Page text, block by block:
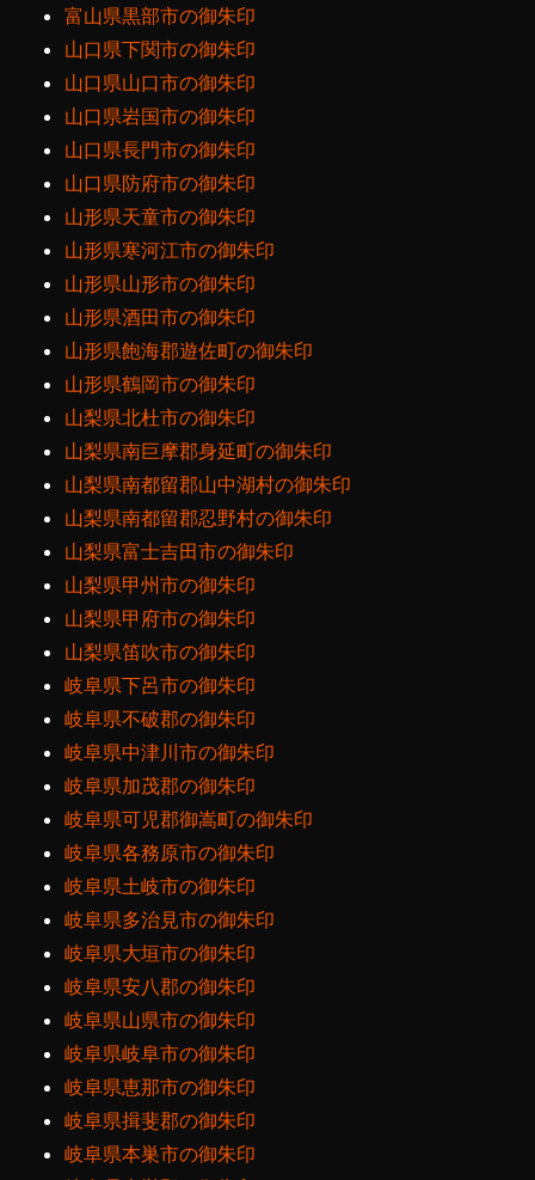
富山県黒部市の御朱印
山口県下関市の御朱印
山口県山口市の御朱印
山口県岩国市の御朱印
山口県長門市の御朱印
山口県防府市の御朱印
山形県天童市の御朱印
山形県寒河江市の御朱印
山形県山形市の御朱印
山形県酒田市の御朱印
山形県飽海郡遊佐町の御朱印
山形県鶴岡市の御朱印
山梨県北杜市の御朱印
山梨県南巨摩郡身延町の御朱印
山梨県南都留郡山中湖村の御朱印
山梨県南都留郡忍野村の御朱印
山梨県富士吉田市の御朱印
山梨県甲州市の御朱印
山梨県甲府市の御朱印
山梨県笛吹市の御朱印
岐阜県下呂市の御朱印
岐阜県不破郡の御朱印
岐阜県中津川市の御朱印
岐阜県加茂郡の御朱印
岐阜県可児郡御嵩町の御朱印
岐阜県各務原市の御朱印
岐阜県土岐市の御朱印
岐阜県多治見市の御朱印
岐阜県大垣市の御朱印
岐阜県安八郡の御朱印
岐阜県山県市の御朱印
岐阜県岐阜市の御朱印
岐阜県恵那市の御朱印
岐阜県揖斐郡の御朱印
岐阜県本巣市の御朱印